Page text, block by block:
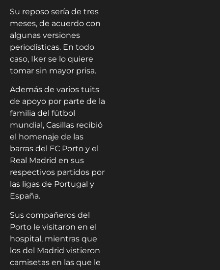
Su reposo sería de tres
meses, de acuerdo con
algunas versiones
periodísticas. En todo
caso, Iker se lo quiere
tomar sin mayor prisa.
Además de varios tuits
de apoyo por parte de la
familia del fútbol
mundial, Casillas recibió
el homenaje de las
barras del FC Porto y el
Real Madrid en sus
respectivos partidos por
las ligas de Portugal y
España.
Sus compañeros del
Porto le visitaron en el
hospital, mientras que
los del Madrid vistieron
camisetas en las que le